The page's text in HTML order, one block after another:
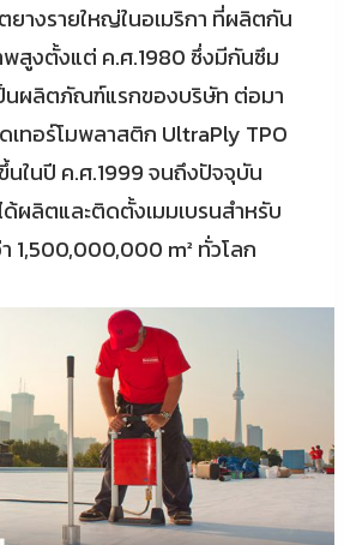
างรายใหญ่ในอเมริกา ที่ผลิตกัน
สูงตั้งแต่ ค.ศ.1980 ซึ่งมีกันซึม
นผลิตภัณฑ์แรกของบริษัท ต่อมา
ทอร์โมพลาสติก UltraPly TPO
ในปี ค.ศ.1999 จนถึงปัจจุบัน
ผลิตและติดตั้งเมมเบรนสำหรับ
1,500,000,000 m² ทั่วโลก